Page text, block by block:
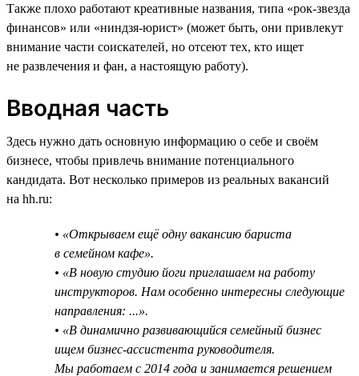
Также плохо работают креативные названия, типа «рок-звезда
финансов» или «ниндзя-юрист» (может быть, они привлекут
внимание части соискателей, но отсеют тех, кто ищет
не развлечения и фан, а настоящую работу).
Вводная часть
Здесь нужно дать основную информацию о себе и своём
бизнесе, чтобы привлечь внимание потенциального
кандидата. Вот несколько примеров из реальных вакансий
на hh.ru:
• «Открываем ещё одну вакансию бариста
в семейном кафе».
• «В новую студию йоги приглашаем на работу
инструкторов. Нам особенно интересны следующие
направления: ...».
• «В динамично развивающийся семейный бизнес
ищем бизнес-ассистента руководителя.
Мы работаем с 2014 года и занимается решением